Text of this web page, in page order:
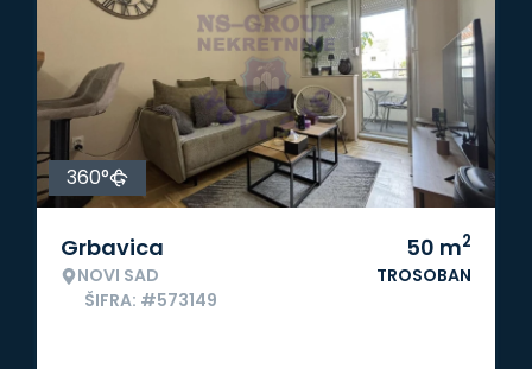
360°
Grbavica
NOVI SAD
ŠIFRA: #573149
50 m2
TROSOBAN